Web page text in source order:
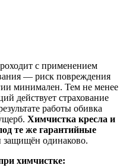
с применением
— риск повреждения
минимален. Тем не менее
действует страхование
работы обивка
Химчистка кресла и
те же гарантийные
одинаково.
химчистке: